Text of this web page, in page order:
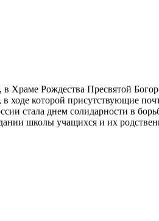
Храме Рождества Пресвятой
ходе которой присутствующие
стала днем солидарности в
школы учащихся и их